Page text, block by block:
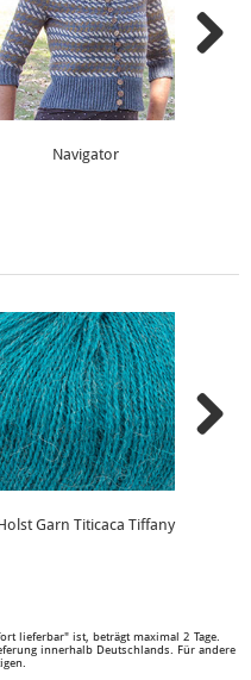
Navigator
Garn Titicaca Tiffany
lieferbar" ist, beträgt maximal 2 Tage.
innerhalb Deutschlands. Für andere